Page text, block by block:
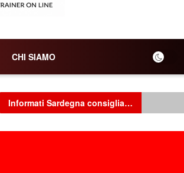
CHI SIAMO
Informati Sardegna consiglia…